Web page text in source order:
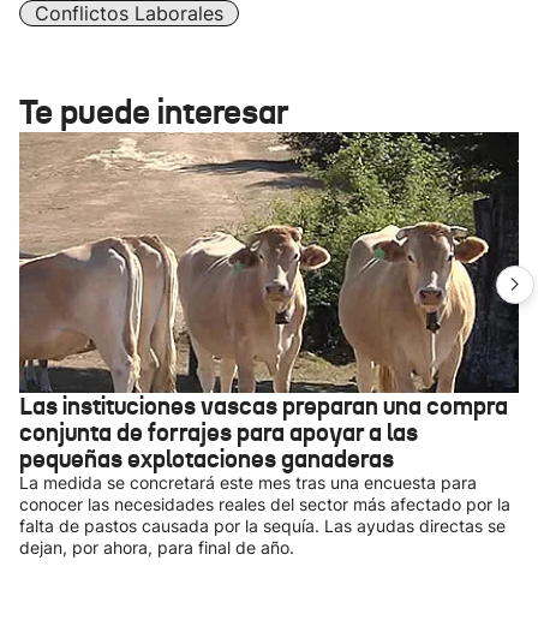
Conflictos Laborales
Te puede interesar
Las instituciones vascas preparan una compra
conjunta de forrajes para apoyar a las
pequeñas explotaciones ganaderas
La medida se concretará este mes tras una encuesta para
conocer las necesidades reales del sector más afectado por la
falta de pastos causada por la sequía. Las ayudas directas se
dejan, por ahora, para final de año.